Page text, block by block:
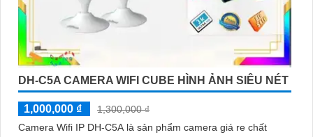
DH-C5A CAMERA WIFI CUBE HÌNH ẢNH SIÊU NÉT
1,000,000 ₫
1,300,000 ₫
Camera Wifi IP DH-C5A là sản phẩm camera giá re chất